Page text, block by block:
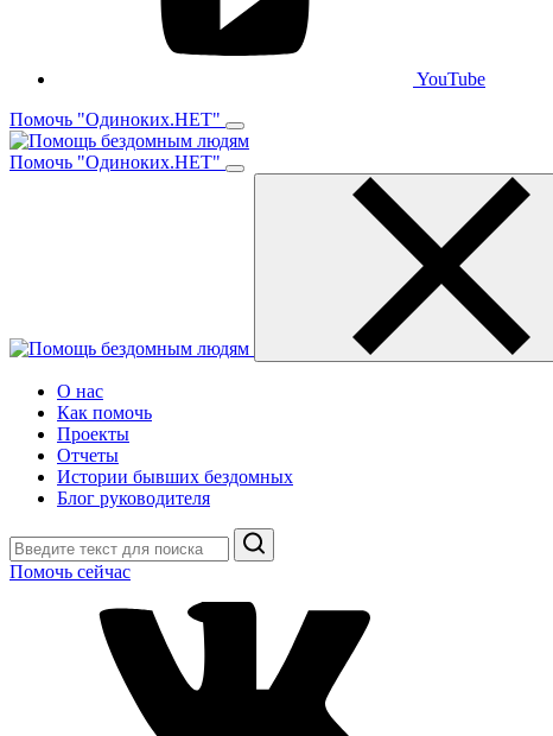
YouTube
Помочь "Одиноких.НЕТ"
Помочь "Одиноких.НЕТ"
О нас
Как помочь
Проекты
Отчеты
Истории бывших бездомных
Блог руководителя
Поиск
Помочь сейчас